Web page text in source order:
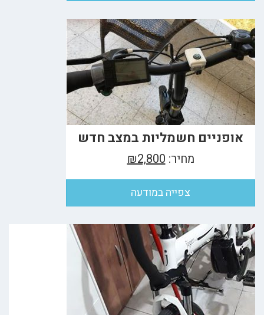
אופניים חשמליות במצב חדש
מחיר:₪2,800
צפייה במודעה